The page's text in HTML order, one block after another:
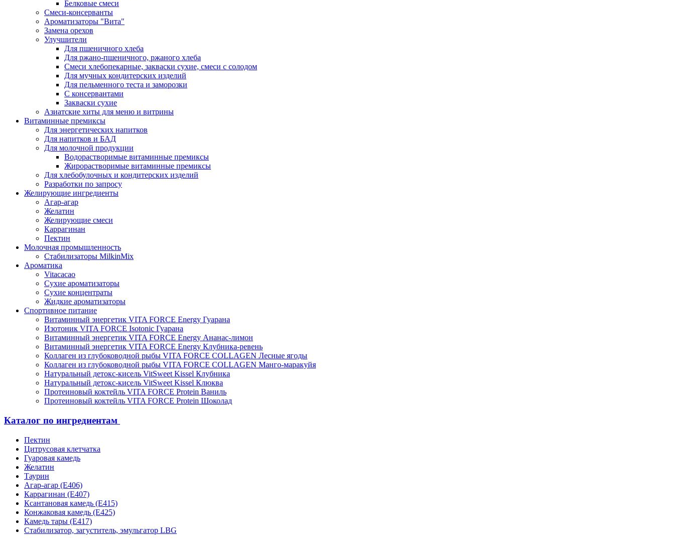
Белковые смеси
Смеси-консерванты
Ароматизаторы "Вита"
Замена орехов
Улучшители
Для пшеничного хлеба
Для ржано-пшеничного, ржаного хлеба
Смеси хлебопекарные, закваски сухие, смеси с солодом
Для мучных кондитерских изделий
Для пельменного теста и заморозки
С консервантами
Закваски сухие
Азиатские хиты для меню и витрины
Витаминные премиксы
Для энергетических напитков
Для напитков и БАД
Для молочной продукции
Водорастворимые витаминные премиксы
Жирорастворимые витаминные премиксы
Для хлебобулочных и кондитерских изделий
Разработки по запросу
Желирующие ингредиенты
Агар-агар
Желатин
Желирующие смеси
Каррагинан
Пектин
Молочная промышленность
Стабилизаторы MilkinMix
Ароматика
Vitacacao
Сухие ароматизаторы
Сухие концентраты
Жидкие ароматизаторы
Спортивное питание
Витаминный энергетик VITA FORCE Energy Гуарана
Изотоник VITA FORCE Isotonic Гуарана
Витаминный энергетик VITA FORCE Energy Ананас-лимон
Витаминный энергетик VITA FORCE Energy Клубника-ревень
Коллаген из глубоководной рыбы VITA FORCE COLLAGEN Лесные ягоды
Коллаген из глубоководной рыбы VITA FORCE COLLAGEN Манго-маракуйя
Натуральный детокс-кисель VitSweet Kissel Клубника
Натуральный детокс-кисель VitSweet Kissel Клюква
Протеиновый коктейль VITA FORCE Protein Ваниль
Протеиновый коктейль VITA FORCE Protein Шоколад
Каталог по ингредиентам
Пектин
Цитрусовая клетчатка
Гуаровая камедь
Желатин
Таурин
Агар-агар (Е406)
Каррагинан (Е407)
Ксантановая камедь (Е415)
Конжаковая камедь (Е425)
Камедь тары (Е417)
Стабилизатор, загуститель, эмульгатор LBG